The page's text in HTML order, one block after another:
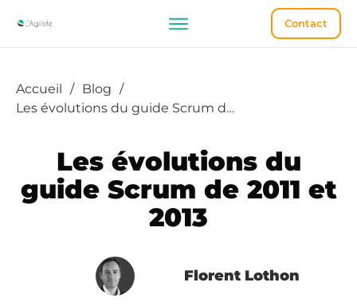
Contact
Accueil / Blog /
Les évolutions du guide Scrum de 2011 et 2013
Les évolutions du
guide Scrum de 2011 et
2013
Florent Lothon